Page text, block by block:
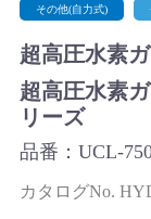
その他(自力式)
超高圧水素
超高圧水素
リーズ
品番：UCL-
カタログNo.